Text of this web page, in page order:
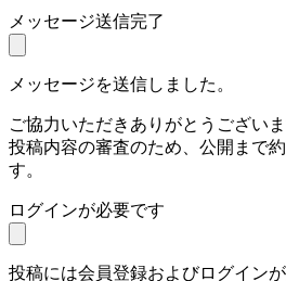
メッセージ送信完了
メッセージを送信しました。
ご協力いただきありがとうございま
投稿内容の審査のため、公開まで
す。
ログインが必要です
投稿には会員登録およびログイン